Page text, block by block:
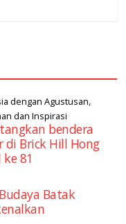
dengan Agustusan,
dan Inspirasi
bendera
di Brick Hill Hong
81
Batak